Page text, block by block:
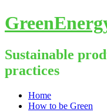
Sustainable
practices
Skip
Home
How to be Green